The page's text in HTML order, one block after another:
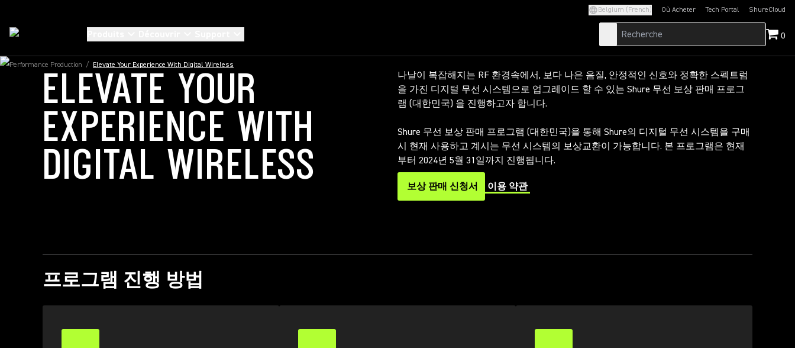
Belgium (French) Où Acheter Tech Portal
(Opens in a new tab)ShureCloud
(Opens in a new
0
Performance Production / Elevate Your Experience With Digital Wireless
ELEVATE YOUR
EXPERIENCE WITH
DIGITAL WIRELESS
나날이 복잡해지는 RF 환경속에서, 보다 나은 음질, 안정적인 신호와 정확한 스펙트럼
을 가진 디지털 무선 시스템으로 업그레이드 할 수 있는 Shure 무선 보상 판매 프로그
램 (대한민국) 을 진행하고자 합니다.
Shure 무선 보상 판매 프로그램 (대한민국)을 통해 Shure의 디지털 무선 시스템을 구매
시 현재 사용하고 계시는 무선 시스템의 보상교환이 가능합니다. 본 프로그램은 현재
부터 2024년 5월 31일까지 진행됩니다.
보상 판매 신청서 이용 약관
프로그램 진행 방법